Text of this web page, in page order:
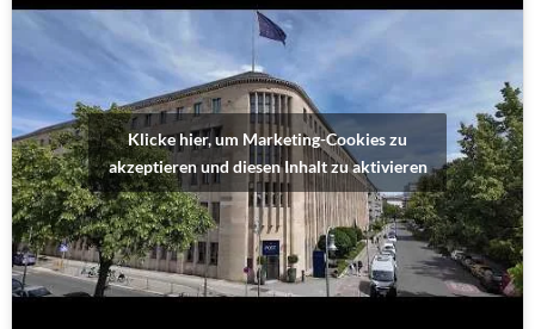
Klicke hier, um Marketing-Cookies zu
akzeptieren und diesen Inhalt zu aktivieren